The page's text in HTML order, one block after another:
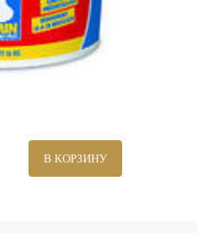
В КОРЗИНУ